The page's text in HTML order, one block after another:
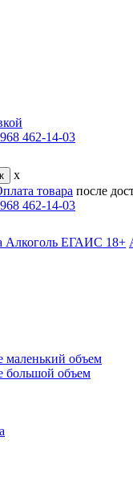
462-14-03
x
товара после
462-14-03
Алкоголь ЕГАИС 18+
маленький объем
большой объем